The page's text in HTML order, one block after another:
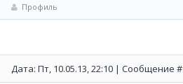
Профиль
Дата: Пт, 10.05.13, 22:10 | Сообщение #